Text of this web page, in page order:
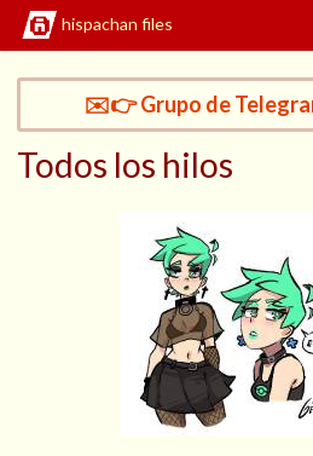
hispachan files
✉️👉 Grupo de
Todos los hilos